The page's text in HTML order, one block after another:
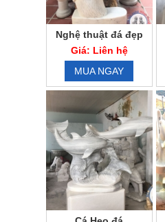
Nghệ thuật đá đẹp
Giá: Liên hệ
MUA NGAY